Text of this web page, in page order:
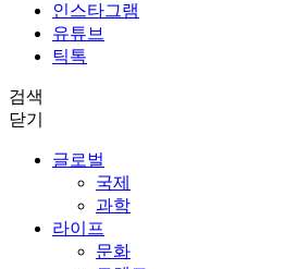
인스타그램
유튜브
틱톡
검색
닫기
글로벌
국제
과학
라이프
문화